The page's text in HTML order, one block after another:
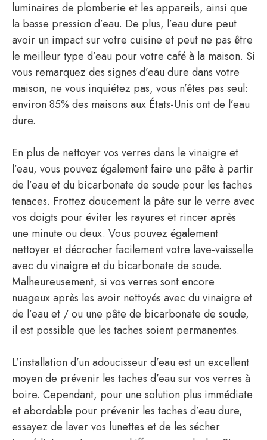
luminaires de plomberie et les appareils, ainsi que
la basse pression d’eau. De plus, l’eau dure peut
avoir un impact sur votre cuisine et peut ne pas être
le meilleur type d’eau pour votre café à la maison. Si
vous remarquez des signes d’eau dure dans votre
maison, ne vous inquiétez pas, vous n’êtes pas seul:
environ 85% des maisons aux États-Unis ont de l’eau
dure.
En plus de nettoyer vos verres dans le vinaigre et
l’eau, vous pouvez également faire une pâte à partir
de l’eau et du bicarbonate de soude pour les taches
tenaces. Frottez doucement la pâte sur le verre avec
vos doigts pour éviter les rayures et rincer après
une minute ou deux. Vous pouvez également
nettoyer et décrocher facilement votre lave-vaisselle
avec du vinaigre et du bicarbonate de soude.
Malheureusement, si vos verres sont encore
nuageux après les avoir nettoyés avec du vinaigre et
de l’eau et / ou une pâte de bicarbonate de soude,
il est possible que les taches soient permanentes.
L’installation d’un adoucisseur d’eau est un excellent
moyen de prévenir les taches d’eau sur vos verres à
boire. Cependant, pour une solution plus immédiate
et abordable pour prévenir les taches d’eau dure,
essayez de laver vos lunettes et de les sécher